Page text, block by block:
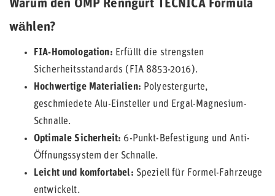
Warum den OMP Renngurt TECNICA Formula
wählen?
FIA-Homologation: Erfüllt die strengsten
Sicherheitsstandards (FIA 8853-2016).
Hochwertige Materialien: Polyestergurte,
geschmiedete Alu-Einsteller und Ergal-Magnesium-
Schnalle.
Optimale Sicherheit: 6-Punkt-Befestigung und Anti-
Öffnungssystem der Schnalle.
Leicht und komfortabel: Speziell für Formel-Fahrzeuge
entwickelt.